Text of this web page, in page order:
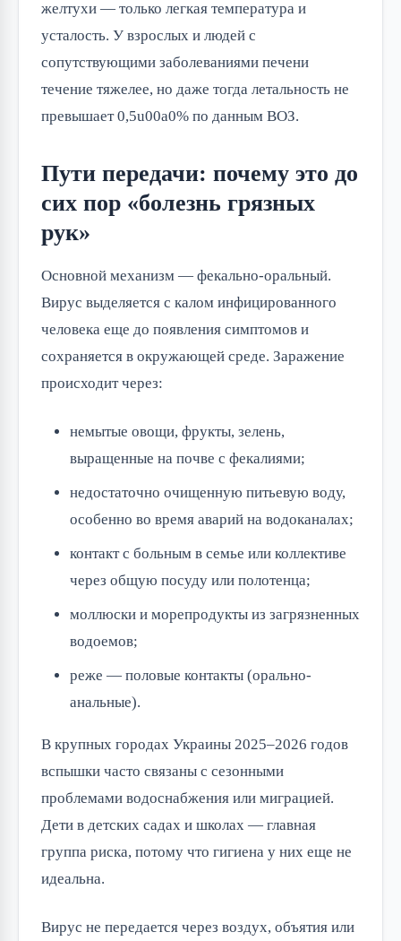
желтухи — только легкая температура и
усталость. У взрослых и людей с
сопутствующими заболеваниями печени
течение тяжелее, но даже тогда летальность не
превышает 0,5u00a0% по данным ВОЗ.
Пути передачи: почему это до
сих пор «болезнь грязных
рук»
Основной механизм — фекально-оральный.
Вирус выделяется с калом инфицированного
человека еще до появления симптомов и
сохраняется в окружающей среде. Заражение
происходит через:
немытые овощи, фрукты, зелень,
выращенные на почве с фекалиями;
недостаточно очищенную питьевую воду,
особенно во время аварий на водоканалах;
контакт с больным в семье или коллективе
через общую посуду или полотенца;
моллюски и морепродукты из загрязненных
водоемов;
реже — половые контакты (орально-
анальные).
В крупных городах Украины 2025–2026 годов
вспышки часто связаны с сезонными
проблемами водоснабжения или миграцией.
Дети в детских садах и школах — главная
группа риска, потому что гигиена у них еще не
идеальна.
Вирус не передается через воздух, объятия или